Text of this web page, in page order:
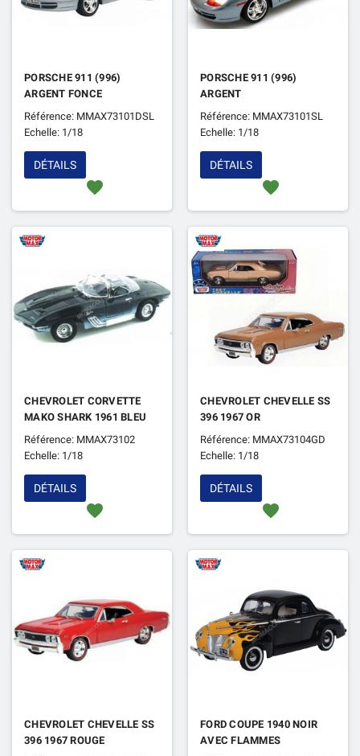
PORSCHE 911 (996)
ARGENT FONCE
Référence: MMAX73101DSL
Echelle: 1/18
favorite
DÉTAILS
PORSCHE 911 (996)
ARGENT
Référence: MMAX73101SL
Echelle: 1/18
favorite
DÉTAILS
CHEVROLET CORVETTE
MAKO SHARK 1961 BLEU
Référence: MMAX73102
Echelle: 1/18
favorite
DÉTAILS
CHEVROLET CHEVELLE SS
396 1967 OR
Référence: MMAX73104GD
Echelle: 1/18
favorite
DÉTAILS
CHEVROLET CHEVELLE SS
396 1967 ROUGE
FORD COUPE 1940 NOIR
AVEC FLAMMES